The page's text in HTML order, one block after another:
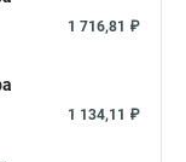
1 716,81 ₽
1 134,11 ₽